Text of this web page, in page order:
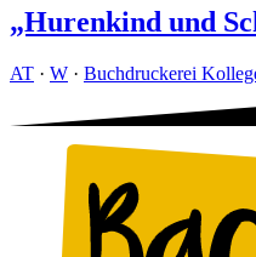
„Hurenkind und
AT · W · Buchdruckerei